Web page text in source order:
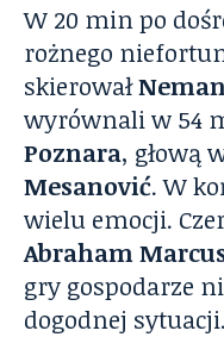
W 20 min po
rożnego
skierował
wyrównali w 54
Poznara, głową
Mesanović. W
wielu emocji.
Abraham
gry gospodarze
dogodnej sytuacji.